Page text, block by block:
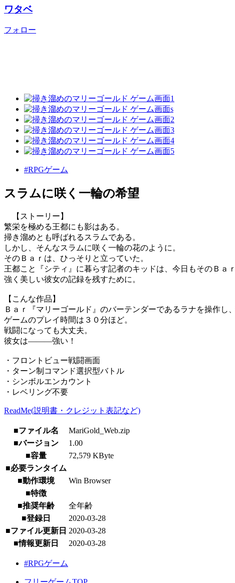
ワタベ
フォロー
#RPGゲーム
スラムに咲く一輪の希望
【ストーリー】
繁栄を極める王都にも影はある。
掃き溜めとも呼ばれるスラムである。
しかし、そんなスラムに咲く一輪の花のように。
そのＢａｒは、ひっそりと立っていた。
王都こと『シティ』に暮らす記者のキッドは、今日もそのＢａ
強く美しい彼女の記録を残すために。
【こんな作品】
Ｂａｒ『マリーゴールド』のバーテンダーであるラナを操作し
ゲームのプレイ時間は３０分ほど。
戦闘になっても大丈夫。
彼女は———強い！
・フロントビュー戦闘画面
・ターン制コマンド選択型バトル
・シンボルエンカウント
・レベリング不要
ReadMe(説明書・クレジット表記など)
■ファイル名
MariGold_Web.zip
■バージョン
1.00
■容量
72,579 KByte
■必要ランタイム
■動作環境
Win Browser
■特徴
■推奨年齢
全年齢
■登録日
2020-03-28
■ファイル更新日 2020-03-28
■情報更新日
2020-03-28
#RPGゲーム